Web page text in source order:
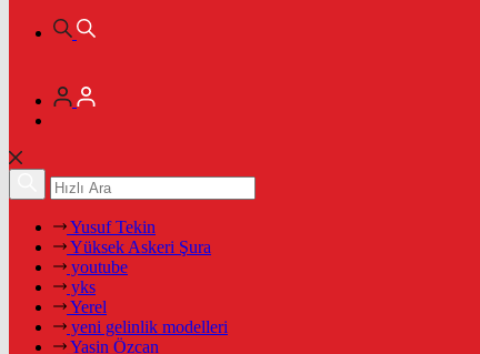
Yusuf Tekin
Yüksek Askeri Şura
youtube
yks
Yerel
yeni gelinlik modelleri
Yasin Özcan